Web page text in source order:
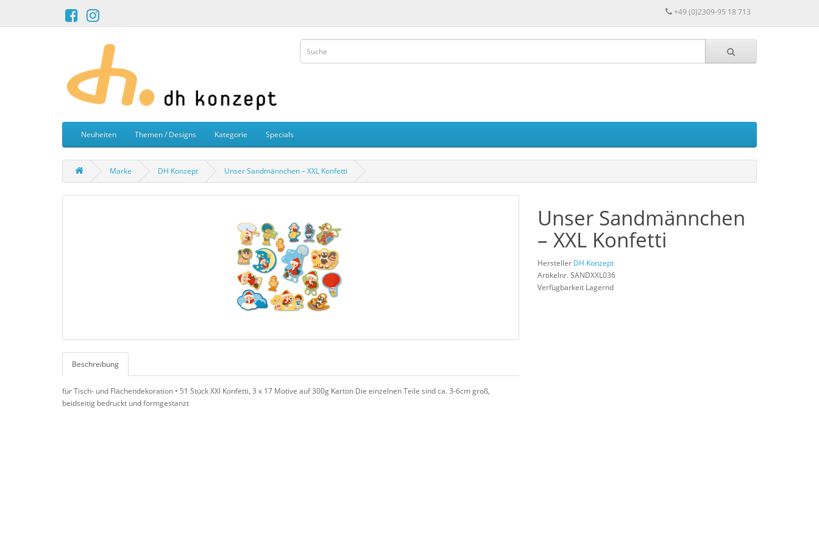
+49 (0)2309-95 18 713
Neuheiten Themen / Designs Kategorie Specials
Marke DH Konzept Unser Sandmännchen – XXL Konfetti
Beschreibung
für Tisch- und Flächendekoration • 51 Stück XXl Konfetti, 3 x 17 Motive auf 300g Karton Die einzelnen Teile sind ca. 3-6cm groß,
beidseitig bedruckt und formgestanzt
Unser Sandmännchen
– XXL Konfetti
Hersteller DH Konzept
Artikelnr. SANDXXL036
Verfügbarkeit Lagernd